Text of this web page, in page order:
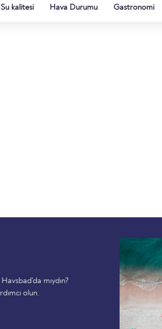
Su kalitesi Hava Durumu Gastronomi
mıydın?
olun.